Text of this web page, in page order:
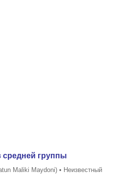
средней группы
Maliki Maydoni) • Неизвестный